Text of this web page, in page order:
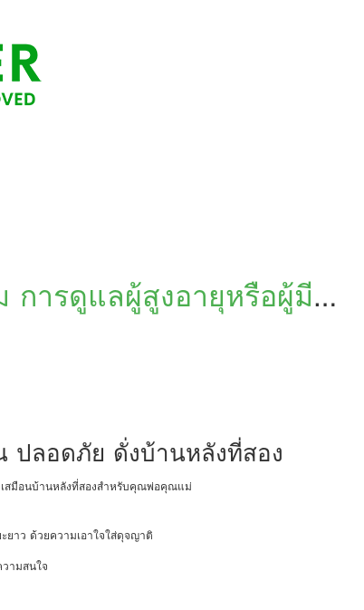
ารดูแลผู้สูงอายุหรือผู้มี
ลอดภัย ดั่งบ้านหลังที่สอง
สมือนบ้านหลังที่สองสำหรับคุณพ่อคุณแม่
ยาว ด้วยความเอาใจใส่ดุจญาติ
ามสนใจ